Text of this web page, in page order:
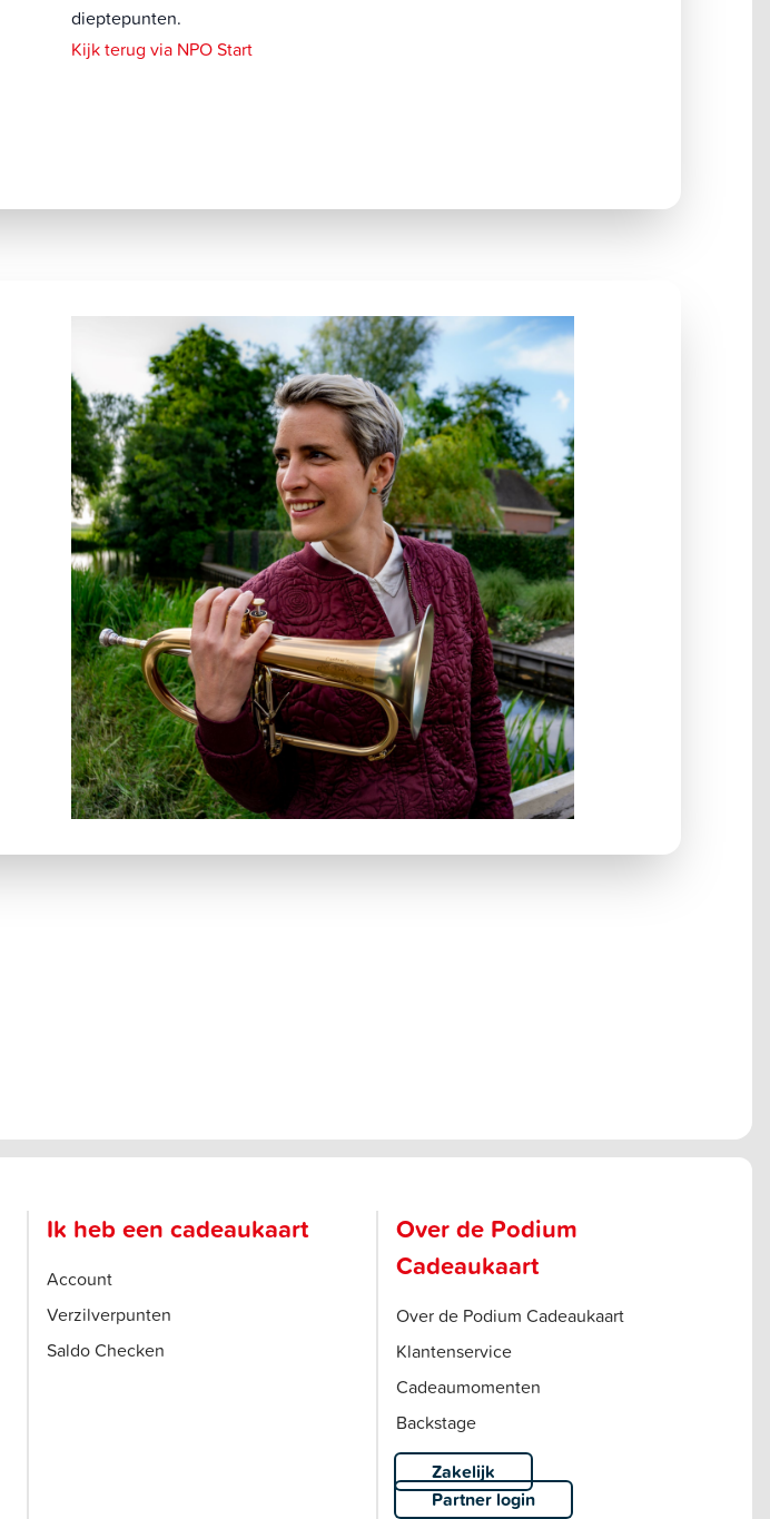
dieptepunten.
Kijk terug via NPO Start
Ik heb een cadeaukaart
Account
Verzilverpunten
Saldo Checken
Over de Podium
Cadeaukaart
Over de Podium Cadeaukaart
Klantenservice
Cadeaumomenten
Backstage
Zakelijk
Partner login